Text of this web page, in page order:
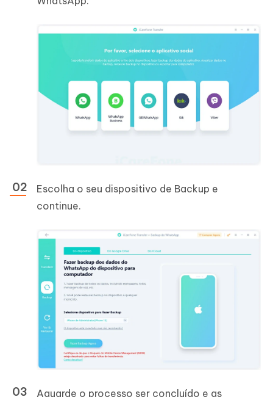
Escolha o seu dispositivo de Backup e
continue.
Aguarde o processo ser concluído e as